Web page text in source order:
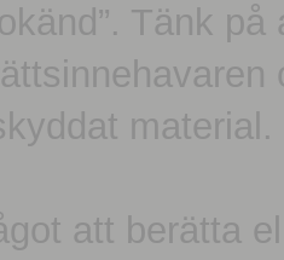
Tänk
material.
att berätta